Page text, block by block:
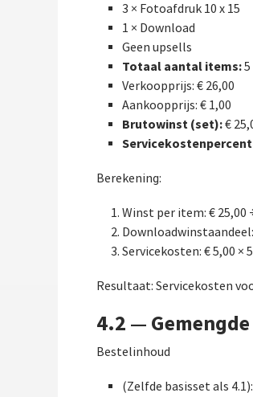
3 × Fotoafdruk 10 x 15
1 × Download
Geen upsells
Totaal aantal items:5
Verkoopprijs: € 26,00
Aankoopprijs: € 1,00
Brutowinst (set):€
Berekening:
Winst per item: € 25,00
Servicekosten: € 5,00 ×
Resultaat: Servicekosten
4.2 —
Bestelinhoud
(Zelfde basisset als 4.1):